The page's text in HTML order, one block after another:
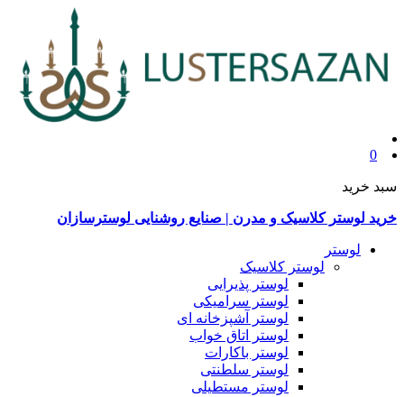
0
سبد خرید
خرید لوستر کلاسیک و مدرن | صنایع روشنایی لوسترسازان
لوستر
لوستر کلاسیک
لوستر پذیرایی
لوستر سرامیکی
لوستر آشپزخانه ای
لوستر اتاق خواب
لوستر باکارات
لوستر سلطنتی
لوستر مستطیلی